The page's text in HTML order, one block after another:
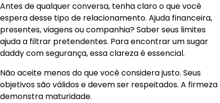
Antes de qualquer conversa, tenha claro o que você
espera desse tipo de relacionamento. Ajuda financeira,
presentes, viagens ou companhia? Saber seus limites
ajuda a filtrar pretendentes. Para encontrar um sugar
daddy com segurança, essa clareza é essencial.
Não aceite menos do que você considera justo. Seus
objetivos são válidos e devem ser respeitados. A firmeza
demonstra maturidade.